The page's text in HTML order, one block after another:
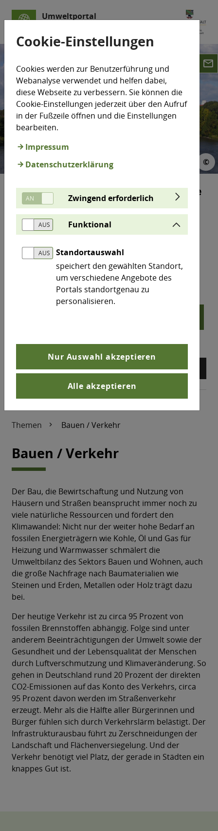
Umweltportal
zapCulture ©
Digitalisierung des Elbkorridors – Elbe
4.0
zukunftsweisende Projekte dienen, die Umwelt und
Infrastruktur entlasten und gleichzeitig den
wachsenden Anforderungen der Transport- und
Logistikwirtschaft gerecht werden.
pause_circle arrow_back
Themen Bauen / Verkehr
Bauen / Verkehr
Der Bau, die Bewirtschaftung und Nutzung von
Häusern und Straßen beansprucht immer noch zu
viele natürliche Ressourcen und fördert den
Klimawandel: Nicht nur der weiter hohe Bedarf an
fossilen Energieträgern wie Kohle, Öl und Gas für
Heizung und Warmwasser schmälert die
Umweltbilanz des Sektors Bauen und Wohnen, auch
die große Nachfrage nach Baumaterialien wie
Steinen und Erden, Metallen oder Holz trägt dazu
bei.
Der heutige Verkehr ist zu circa 95 Prozent von
fossilen Brennstoffen abhängig. Folge sind unter
anderem Beeinträchtigungen der Umwelt sowie der
Gesundheit und der Lebensqualität der Menschen
durch Luftverschmutzung und Klimaveränderung. So
gehen in Deutschland rund 20 Prozent der direkten
CO2-Emissionen auf das Konto des Verkehrs, circa
95 Prozent davon werden im Straßenverkehr
erzeugt. Mehr als die Hälfte aller Bürgerinnen und
Bürger fühlen sich durch Verkehrslärm belästigt. Der
Infrastrukturausbau führt zu Zerschneidungen der
Landschaft und Flächenversiegelung. Und der
Verkehr benötigt viel Platz, der gerade in Städten ein
knappes Gut ist.
Cookie-Einstellungen
Cookies werden zur Benutzerführung und
Webanalyse verwendet und helfen dabei,
diese Webseite zu verbessern. Sie können die
Cookie-Einstellungen jederzeit über den Aufruf
in der Fußzeile öffnen und die Einstellungen
bearbeiten.
Impressum
Datenschutzerklärung
Zwingend erforderlich
Funktional
Standortauswahl
speichert den gewählten Standort,
um verschiedene Angebote des
Portals standortgenau zu
personalisieren.
Nur Auswahl akzeptieren
Alle akzeptieren
email